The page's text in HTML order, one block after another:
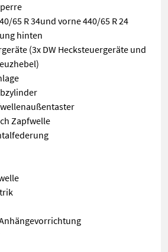
65 R 34und vorne 440/65 R 24
hinten
(3x DW Hecksteuergeräte und
Zapfwelle